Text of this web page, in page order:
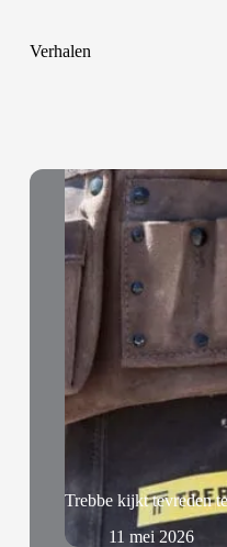
Verhalen
Trebbe kijkt tevreden
11 mei 2026